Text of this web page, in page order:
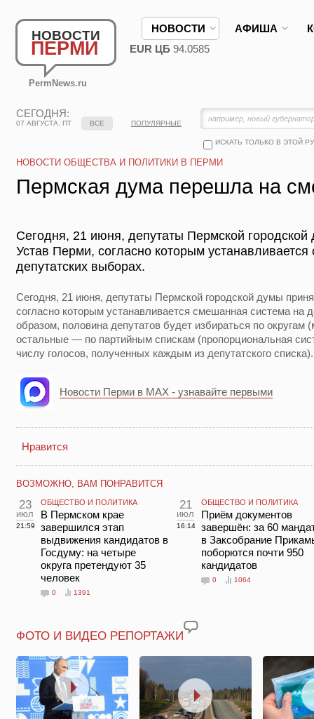
НОВОСТИ
ПЕРМИ
PermNews.ru
НОВОСТИ АФИША
EUR ЦБ 94.0585
СЕГОДНЯ:
07 АВГУСТА, ПТ
ИСКАТЬ ТОЛЬКО В ЭТОЙ
ВСЕ ПОПУЛЯРНЫЕ
НОВОСТИ ОБЩЕСТВА И ПОЛИТИКИ В ПЕРМИ
Пермская дума перешла на
Сегодня, 21 июня, депутаты Пермской
Устав Перми, согласно которым
депутатских выборах.
Сегодня, 21 июня, депутаты Пермской городской думы
согласно которым устанавливается смешанная система на
образом, половина депутатов будет избираться по округам
остальные — по партийным спискам (пропорциональная
числу голосов, полученных каждым из депутатского списка).
Новости Перми в MAX - узнавайте первыми
Нравится
ВОЗМОЖНО, ВАМ ПОНРАВИТСЯ
23
июл
21:59
ОБЩЕСТВО И ПОЛИТИКА
В Пермском крае
завершился этап
выдвижения кандидатов в
Госдуму: на четыре
округа претендуют 35
человек
0 1391
21
июл
16:14
ОБЩЕСТВО И ПОЛИТИКА
Приём документов
завершён: за 60
в Заксобрание
поборются почти 950
кандидатов
0 1064
ФОТО И ВИДЕО РЕПОРТАЖИ